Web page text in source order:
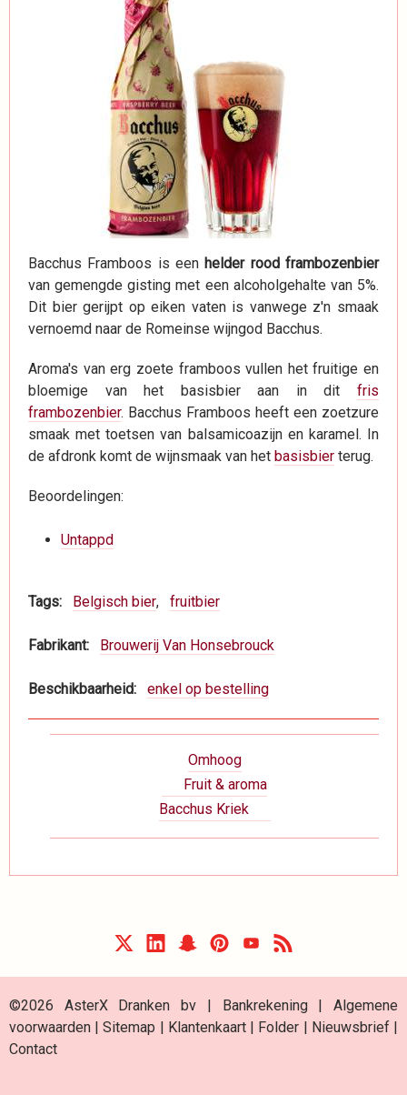
Bacchus Framboos is een helder rood frambozenbier
van gemengde gisting met een alcoholgehalte van 5%.
Dit bier gerijpt op eiken vaten is vanwege z'n smaak
vernoemd naar de Romeinse wijngod Bacchus.
Aroma's van erg zoete framboos vullen het fruitige en
bloemige van het basisbier aan in dit fris
frambozenbier. Bacchus Framboos heeft een zoetzure
smaak met toetsen van balsamicoazijn en karamel. In
de afdronk komt de wijnsmaak van het basisbier terug.
Beoordelingen:
Untappd
Tags Belgisch bier fruitbier
Fabrikant Brouwerij Van Honsebrouck
Beschikbaarheid enkel op bestelling
Fruit & aroma
Omhoog
Bacchus Kriek
©2026 AsterX Dranken bv | Bankrekening|Algemene
voorwaarden |Sitemap | Klantenkaart| Folder | Nieuwsbrief|
Contact